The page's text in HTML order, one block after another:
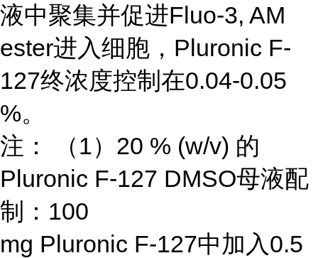
液中聚集并促进Fluo-3, AM
ester进入细胞，Pluronic F-
127终浓度控制在0.04-0.05
%。
注： （1）20 % (w/v) 的
Pluronic F-127 DMSO母液配
制：100
mg Pluronic F-127中加入0.5